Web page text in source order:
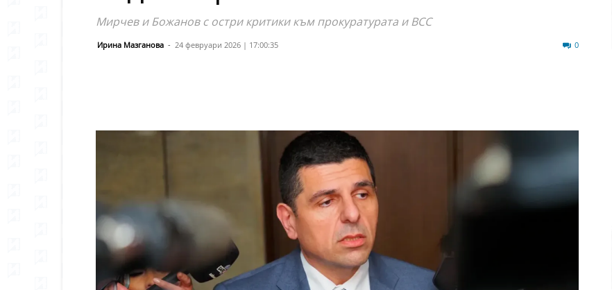
Мирчев и Божанов с остри критики към прокуратурата и ВСС
Ирина Мазганова - 24 февруари 2026 | 17:00:35 0